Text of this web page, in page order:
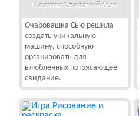
Машина Свиданий Сью
Очаровашка Сью решила
создать уникальную
машину, способную
организовать для
влюбленных потрясающее
свидание.